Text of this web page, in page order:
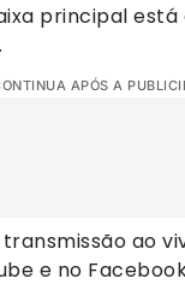
principal está
APÓS A
ao
e no